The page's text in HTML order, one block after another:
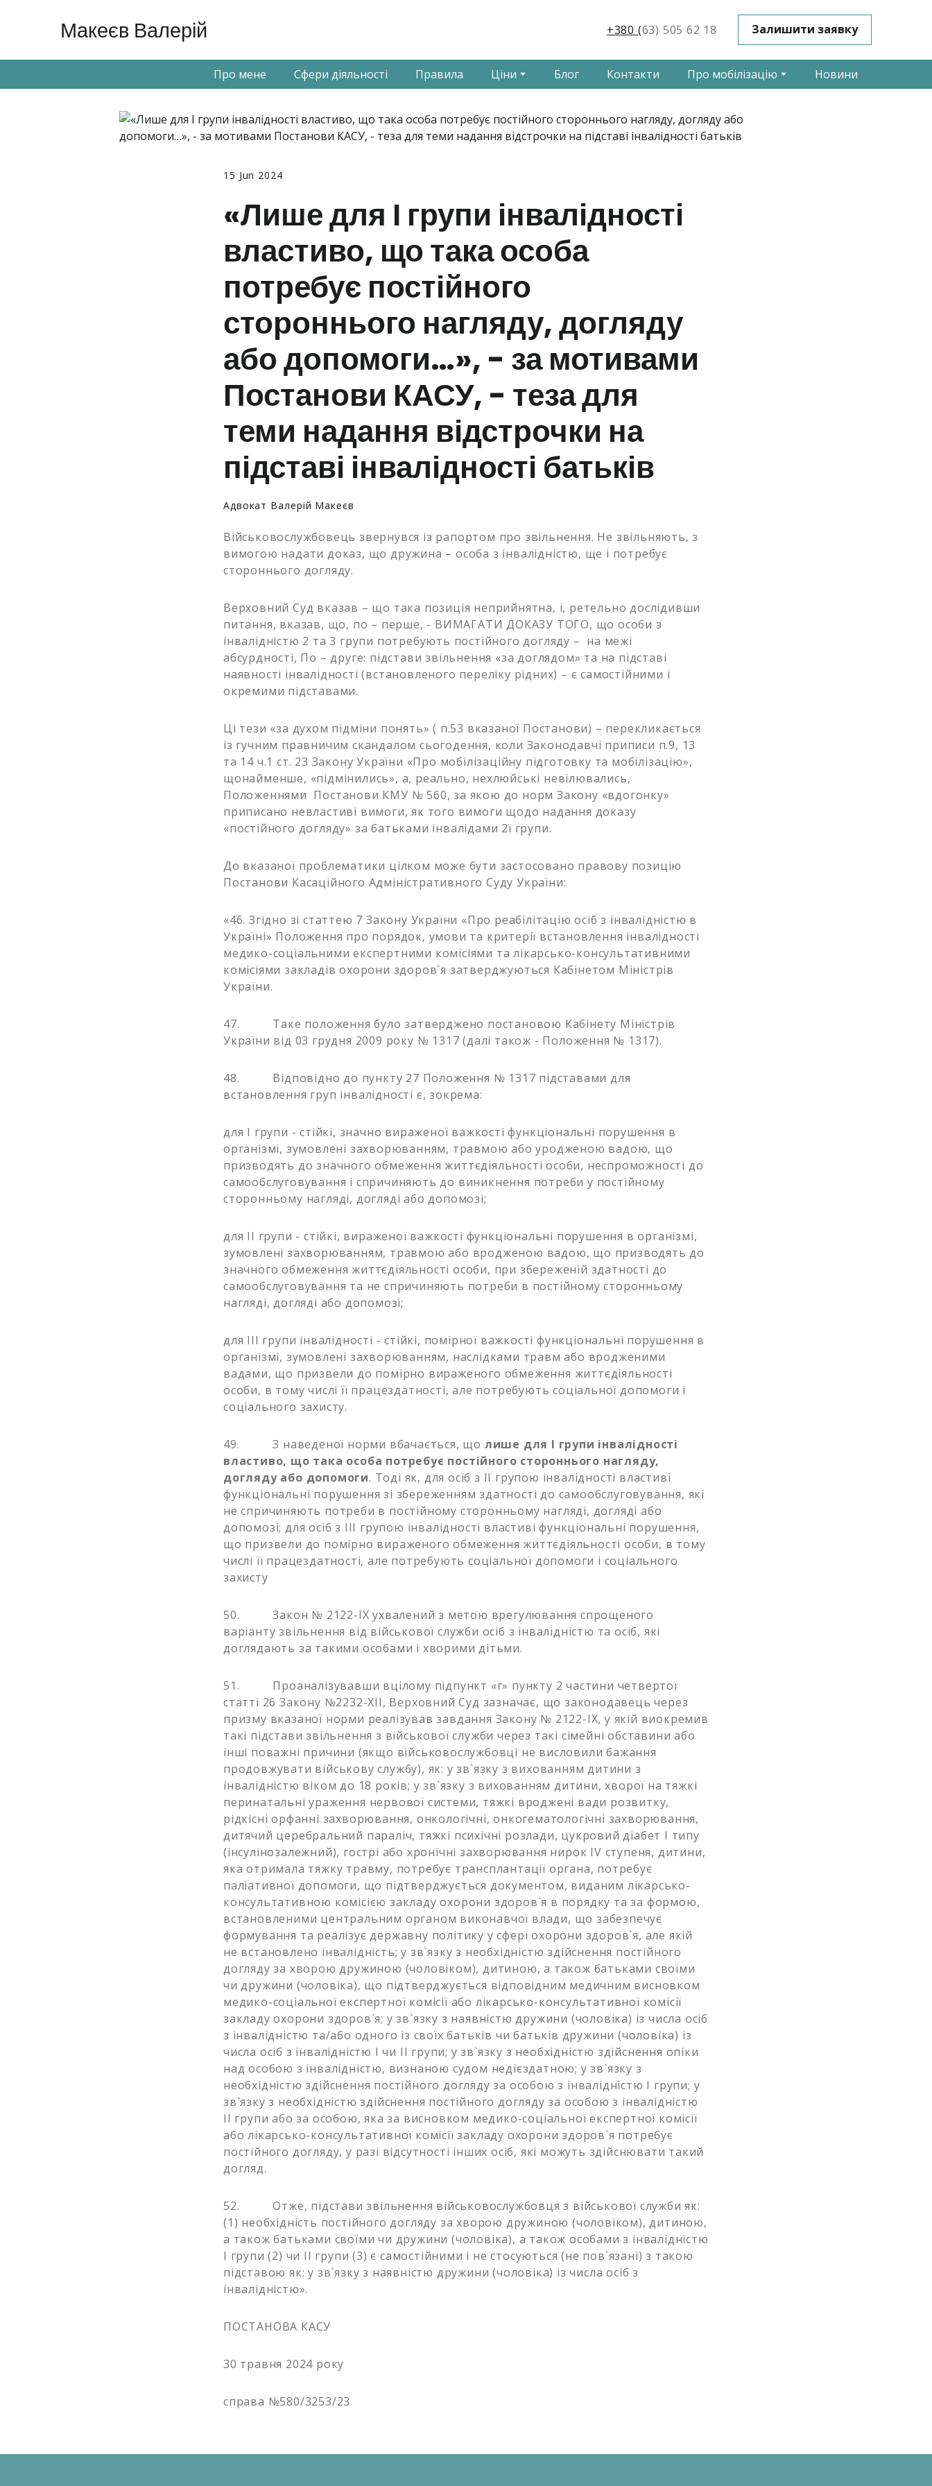
Макеєв Валерій +380 (63) 505 62 18 Залишити заявку
Про мене Сфери діяльності Правила Ціни Блог Контакти Про мобілізацію Новини
15 Jun 2024
«Лише для І групи інвалідності
властиво, що така особа
потребує постійного
стороннього нагляду, догляду
або допомоги…», - за мотивами
Постанови КАСУ, - теза для
теми надання відстрочки на
підставі інвалідності батьків
Адвокат Валерій Макеєв
Військовослужбовець звернувся із рапортом про звільнення. Не звільняють, з
вимогою надати доказ, що дружина – особа з інвалідністю, ще і потребує
стороннього догляду.
Верховний Суд вказав – що така позиція неприйнятна, і, ретельно дослідивши
питання, вказав, що, по – перше, - ВИМАГАТИ ДОКАЗУ ТОГО, що особи з
інвалідністю 2 та 3 групи потребують постійного догляду – на межі
абсурдності, По – друге: підстави звільнення «за доглядом» та на підставі
наявності інвалідності (встановленого переліку рідних) – є самостійними і
окремими підставами.
Ці тези «за духом підміни понять» ( п.53 вказаної Постанови) – перекликається
із гучним правничим скандалом сьогодення, коли Законодавчі приписи п.9, 13
та 14 ч.1 ст. 23 Закону України «Про мобілізаційну підготовку та мобілізацію»,
щонайменше, «підмінились», а, реально, нехлюйські невілювались,
Положеннями Постанови КМУ № 560, за якою до норм Закону «вдогонку»
приписано невластиві вимоги, як того вимоги щодо надання доказу
«постійного догляду» за батьками інвалідами 2ї групи.
До вказаної проблематики цілком може бути застосовано правову позицію
Постанови Касаційного Адміністративного Суду України:
«46. Згідно зі статтею 7 Закону України «Про реабілітацію осіб з інвалідністю в
Україні» Положення про порядок, умови та критерії встановлення інвалідності
медико-соціальними експертними комісіями та лікарсько-консультативними
комісіями закладів охорони здоров`я затверджуються Кабінетом Міністрів
України.
47. Таке положення було затверджено постановою Кабінету Міністрів
України від 03 грудня 2009 року № 1317 (далі також - Положення № 1317).
48. Відповідно до пункту 27 Положення № 1317 підставами для
встановлення груп інвалідності є, зокрема:
для I групи - стійкі, значно вираженої важкості функціональні порушення в
організмі, зумовлені захворюванням, травмою або уродженою вадою, що
призводять до значного обмеження життєдіяльності особи, неспроможності до
самообслуговування і спричиняють до виникнення потреби у постійному
сторонньому нагляді, догляді або допомозі;
для ІІ групи - стійкі, вираженої важкості функціональні порушення в організмі,
зумовлені захворюванням, травмою або вродженою вадою, що призводять до
значного обмеження життєдіяльності особи, при збереженій здатності до
самообслуговування та не спричиняють потреби в постійному сторонньому
нагляді, догляді або допомозі;
для III групи інвалідності - стійкі, помірної важкості функціональні порушення в
організмі, зумовлені захворюванням, наслідками травм або вродженими
вадами, що призвели до помірно вираженого обмеження життєдіяльності
особи, в тому числі її працездатності, але потребують соціальної допомоги і
соціального захисту.
49. З наведеної норми вбачається, що лише для І групи інвалідності
властиво, що така особа потребує постійного стороннього нагляду,
догляду або допомоги. Тоді як, для осіб з ІІ групою інвалідності властиві
функціональні порушення зі збереженням здатності до самообслуговування, які
не спричиняють потреби в постійному сторонньому нагляді, догляді або
допомозі; для осіб з ІІІ групою інвалідності властиві функціональні порушення,
що призвели до помірно вираженого обмеження життєдіяльності особи, в тому
числі її працездатності, але потребують соціальної допомоги і соціального
захисту
50. Закон № 2122-IX ухвалений з метою врегулювання спрощеного
варіанту звільнення від військової служби осіб з інвалідністю та осіб, які
доглядають за такими особами і хворими дітьми.
51. Проаналізувавши вцілому підпункт «г» пункту 2 частини четвертої
статті 26 Закону №2232-ХІІ, Верховний Суд зазначає, що законодавець через
призму вказаної норми реалізував завдання Закону № 2122-IX, у якій виокремив
такі підстави звільнення з військової служби через такі сімейні обставини або
інші поважні причини (якщо військовослужбовці не висловили бажання
продовжувати військову службу), як: у зв`язку з вихованням дитини з
інвалідністю віком до 18 років; у зв`язку з вихованням дитини, хворої на тяжкі
перинатальні ураження нервової системи, тяжкі вроджені вади розвитку,
рідкісні орфанні захворювання, онкологічні, онкогематологічні захворювання,
дитячий церебральний параліч, тяжкі психічні розлади, цукровий діабет I типу
(інсулінозалежний), гострі або хронічні захворювання нирок IV ступеня, дитини,
яка отримала тяжку травму, потребує трансплантації органа, потребує
паліативної допомоги, що підтверджується документом, виданим лікарсько-
консультативною комісією закладу охорони здоров`я в порядку та за формою,
встановленими центральним органом виконавчої влади, що забезпечує
формування та реалізує державну політику у сфері охорони здоров`я, але якій
не встановлено інвалідність; у зв`язку з необхідністю здійснення постійного
догляду за хворою дружиною (чоловіком), дитиною, а також батьками своїми
чи дружини (чоловіка), що підтверджується відповідним медичним висновком
медико-соціальної експертної комісії або лікарсько-консультативної комісії
закладу охорони здоров`я; у зв`язку з наявністю дружини (чоловіка) із числа осіб
з інвалідністю та/або одного із своїх батьків чи батьків дружини (чоловіка) із
числа осіб з інвалідністю I чи II групи; у зв`язку з необхідністю здійснення опіки
над особою з інвалідністю, визнаною судом недієздатною; у зв`язку з
необхідністю здійснення постійного догляду за особою з інвалідністю I групи; у
зв`язку з необхідністю здійснення постійного догляду за особою з інвалідністю
II групи або за особою, яка за висновком медико-соціальної експертної комісії
або лікарсько-консультативної комісії закладу охорони здоров`я потребує
постійного догляду, у разі відсутності інших осіб, які можуть здійснювати такий
догляд.
52. Отже, підстави звільнення військовослужбовця з військової служби як:
(1) необхідність постійного догляду за хворою дружиною (чоловіком), дитиною,
а також батьками своїми чи дружини (чоловіка), а також особами з інвалідністю
І групи (2) чи ІІ групи (3) є самостійними і не стосуються (не пов`язані) з такою
підставою як: у зв`язку з наявністю дружини (чоловіка) із числа осіб з
інвалідністю».
ПОСТАНОВА КАСУ
30 травня 2024 року
справа №580/3253/23